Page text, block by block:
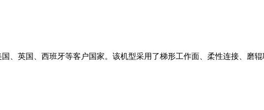
、英国、西班牙等客户国家。该机型采用了梯形工作面、柔性连接、磨